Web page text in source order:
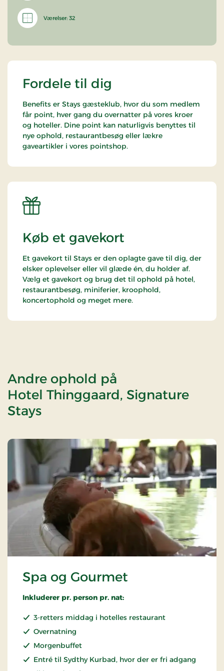
Værelser: 32
Fordele til dig
Benefits er Stays gæsteklub, hvor du som medlem
får point, hver gang du overnatter på vores kroer
og hoteller. Dine point kan naturligvis benyttes til
nye ophold, restaurantbesøg eller lækre
gaveartikler i vores pointshop.
Køb et gavekort
Et gavekort til Stays er den oplagte gave til dig, der
elsker oplevelser eller vil glæde én, du holder af.
Vælg et gavekort og brug det til ophold på hotel,
restaurantbesøg, miniferier, kroophold,
koncertophold og meget mere.
Andre ophold på
Hotel Thinggaard, Signature
Stays
Spa og Gourmet
Inkluderer pr. person pr. nat:
3-retters middag i hotelles restaurant
Overnatning
Morgenbuffet
Entré til Sydthy Kurbad, hvor der er fri adgang